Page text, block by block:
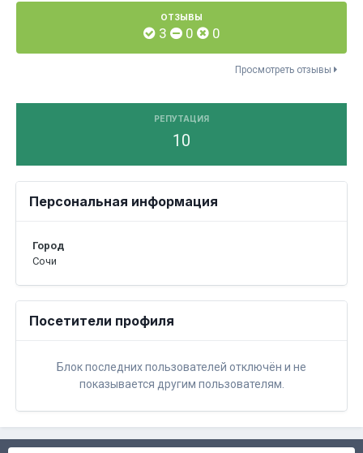
ОТЗЫВЫ
3 0 0
Просмотреть отзывы
РЕПУТАЦИЯ
10
Персональная информация
Город
Сочи
Посетители профиля
Блок последних пользователей отключён и не
показывается другим пользователям.